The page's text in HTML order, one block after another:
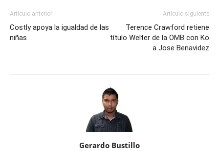
Artículo anterior
Costly apoya la igualdad de las
niñas
Artículo siguiente
Terence Crawford retiene
título Welter de la OMB con Ko
a Jose Benavidez
Gerardo Bustillo